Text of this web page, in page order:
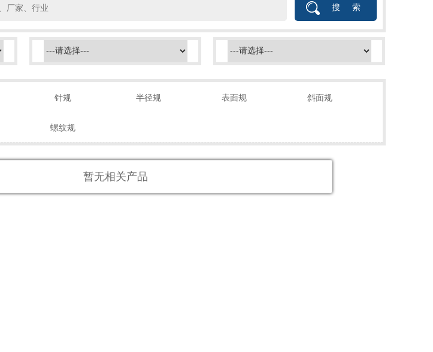
针规 半径规 表面规 斜面规
螺纹规
暂无相关产品